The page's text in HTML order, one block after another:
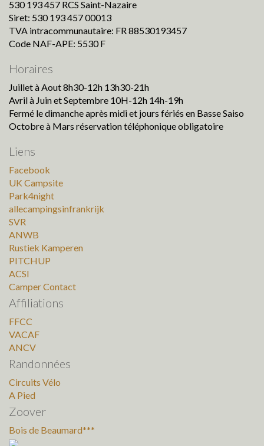
530 193 457 RCS Saint-Nazaire
Siret: 530 193 457 00013
TVA intracommunautaire: FR 88530193457
Code NAF-APE: 5530 F
Horaires
Juillet à Aout 8h30-12h 13h30-21h
Avril à Juin et Septembre 10H-12h 14h-19h
Fermé le dimanche après midi et jours fériés en Basse Saiso
Octobre à Mars réservation téléphonique obligatoire
Liens
Facebook
UK Campsite
Park4night
allecampingsinfrankrijk
SVR
ANWB
Rustiek Kamperen
PITCHUP
ACSI
Camper Contact
Affiliations
FFCC
VACAF
ANCV
Randonnées
Circuits Vélo
A Pied
Zoover
Bois de Beaumard***